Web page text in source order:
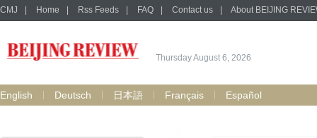
CMJ Home Rss Feeds FAQ Contact us About BEIJING
Thursday August 6, 2026
English Deutsch 日本語 Français Español